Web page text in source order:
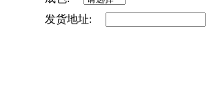
发货地址: